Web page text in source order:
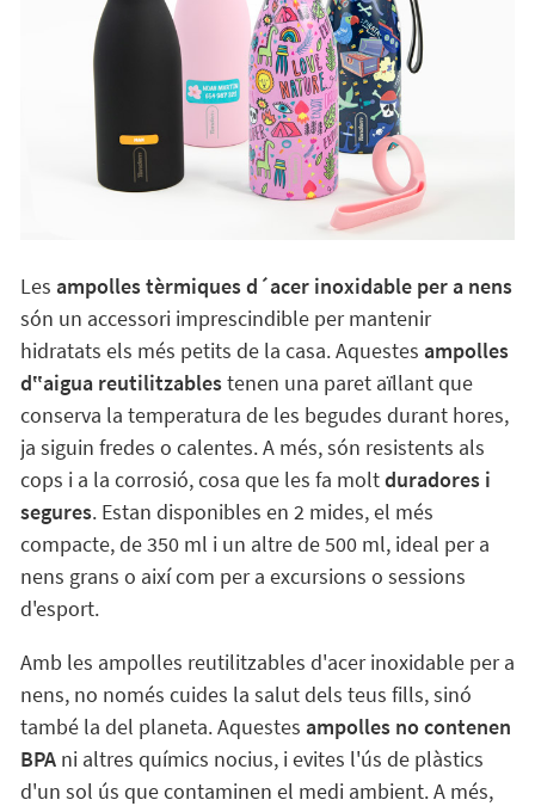
Les ampolles tèrmiques d´acer inoxidable per a nens
són un accessori imprescindible per mantenir
hidratats els més petits de la casa. Aquestes ampolles
d‟aigua reutilitzablestenen una paret aïllant que
conserva la temperatura de les begudes durant hores,
ja siguin fredes o calentes. A més, són resistents als
cops i a la corrosió, cosa que les fa moltduradores i
segures. Estan disponibles en 2 mides, el més
compacte, de 350 ml i un altre de 500 ml, ideal per a
nens grans o així com per a excursions o sessions
d'esport.
Amb les ampolles reutilitzables d'acer inoxidable per a
nens, no només cuides la salut dels teus fills, sinó
també la del planeta. Aquestes ampolles no contenen
BPA ni altres químics nocius, i evites l'ús de plàstics
d'un sol ús que contaminen el medi ambient. A més,